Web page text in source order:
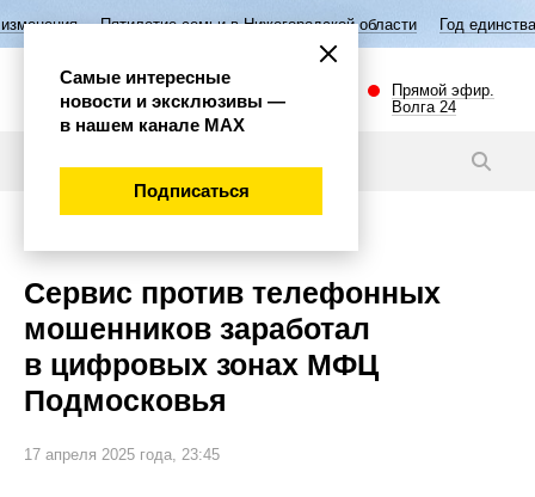
семьи в Нижегородской области Год единства народов России
Прямой эфир.
Волга 24
Сервис против телефонных
мошенников заработал
в цифровых зонах МФЦ
Подмосковья
17 апреля 2025 года, 23:45
Самые интересные
новости и эксклюзивы —
в нашем канале МАХ
Подписаться